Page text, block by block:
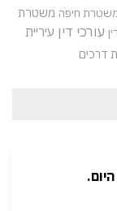
חיפה משטרת
עורכי דין עיריית
דרכים